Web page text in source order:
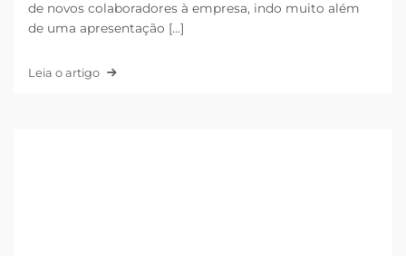
de novos colaboradores à empresa, indo muito além
de uma apresentação [...]
Leia o artigo